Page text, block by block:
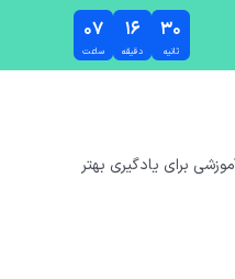
۰۷
ساعت
۱۶
دقیقه
۳۰
ثانیه
برای یادگیری بهتر